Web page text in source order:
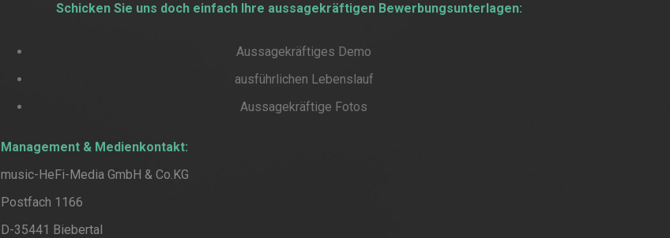
Schicken Sie uns doch einfach Ihre aussagekräftigen Bewerbungsunterlagen:
Aussagekräftiges Demo
ausführlichen Lebenslauf
Aussagekräftige Fotos
Management & Medienkontakt:
music-HeFi-Media GmbH & Co.KG
Postfach 1166
D-35441 Biebertal